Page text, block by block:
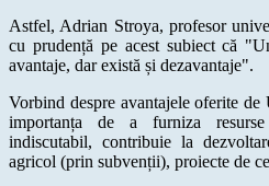
Astfel, Adrian Stroya, profesor
cu prudență pe acest subiect că
avantaje, dar există și dezavantaje".
Vorbind despre avantajele oferite
importanța de a furniza
indiscutabil, contribuie la
agricol (prin subvenții), proiecte de